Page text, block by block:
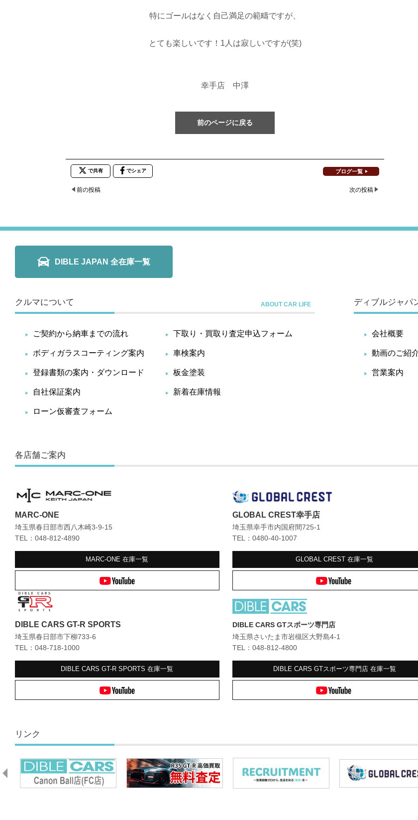
特にゴールはなく自己満足の範疇ですが、
とても楽しいです！1人は寂しいですが(笑)
幸手店 中澤
前のページに戻る
で共有 でシェア ブログ一覧
前の投稿 次の投稿
DIBLE JAPAN 全在庫一覧
クルマについて
ご契約から納車までの流れ 下取り・買取り査定申込フォーム
ボディガラスコーティング案内 車検案内
登録書類の案内・ダウンロード 板金塗装
自社保証案内 新着在庫情報
ローン仮審査フォーム
ディブルジャパ
会社概要
動画のご紹
営業案内
各店舗ご案内
MARC-ONE
埼玉県春日部市西八木崎3-9-15
TEL：048-812-4890
MARC-ONE在庫一覧
GLOBAL CREST幸手店
埼玉県幸手市内国府間725-1
TEL：0480-40-1007
GLOBAL CREST 在庫一覧
DIBLE CARS GT-R SPORTS
埼玉県春日部市下柳733-6
TEL：048-718-1000
DIBLE CARS GT-R SPORTS在庫一覧
DIBLE CARS GTスポーツ専門店
埼玉県さいたま市岩槻区大野島4-1
TEL：048-812-4800
DIBLE CARS GTスポーツ専門店 在庫一覧
リンク